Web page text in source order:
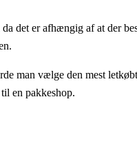
det er afhængig af at der
man vælge den mest
en pakkeshop.